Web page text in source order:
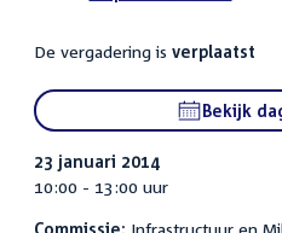
activiteit
De vergadering is verplaatst
Bekijk
23 januari 2014
10:00 - 13:00 uur
Commissie: Infrastructuur en